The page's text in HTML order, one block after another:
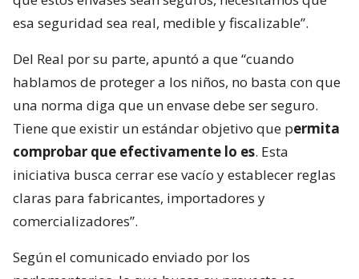
esa seguridad sea real, medible y fiscalizable”.
Del Real por su parte, apuntó a que “cuando
hablamos de proteger a los niños, no basta con que
una norma diga que un envase debe ser seguro.
Tiene que existir un estándar objetivo que permita
comprobar que efectivamente lo es. Esta
iniciativa busca cerrar ese vacío y establecer reglas
claras para fabricantes, importadores y
comercializadores”.
Según el comunicado enviado por los